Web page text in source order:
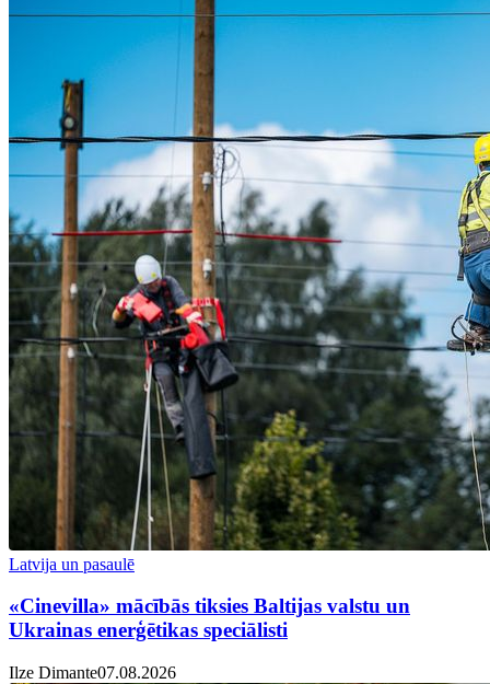
Latvija un pasaulē
«Cinevilla» mācībās tiksies Baltijas valstu un
Ukrainas enerģētikas speciālisti
Ilze Dimante07.08.2026